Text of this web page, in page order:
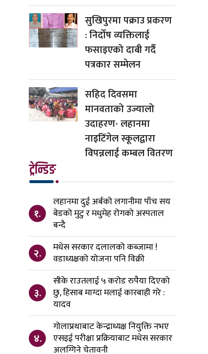
सुखिपुरमा पक्राउ प्रकरण
: निर्दोष व्यक्तिलाई
फसाइएको दाबी गर्दै
पत्रकार सम्मेलन
सहिद दिवसमा
मानवताको उज्यालो
उदाहरण- लहानमा
नाइटिंगेल स्कूलद्वारा
विपन्नलाई कम्बल वितरण
ट्रेन्डिङ
१.
लहानमा दुई अर्बको लगानीमा पाँच सय
बेडको मुटु र मधुमेह रोगको अस्पताल
बन्दै
२.
मधेस सरकार दलालको कब्जामा !
वडाध्यक्षको योजना पनि विक्री
३.
सीके राउतलाई ५ करोड रुपैया दिएको
छु, हिसाब माग्दा मलाई कारबाही गरे :
यादव
४.
गोलाप्रथाबाट केन्द्राध्यक्ष नियुक्ति नभए
एसइई परीक्षा प्रक्रियाबाट मधेस सरकार
अलग्गिने चेतावनी